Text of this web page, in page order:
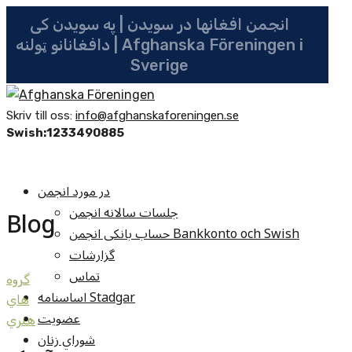
انجمن افغانها در سویدن | په سویدن کی
دافغانانو ټولنه | Afghanska Föreningen i
Sverige
Skriv till oss: info@afghanskaforeningen.se
Swish:1233490885
در مورد انجمن
جلسات سالانه انجمن
حساب بانکی انجمن Bankkonto och Swish
گزارشات
تماس
اساسنامه Stadgar
عضویت
شوراي زنان
Blog
گروه
هاي
هنري